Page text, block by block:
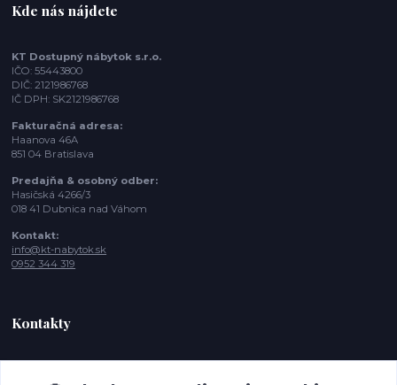
Kde nás nájdete
KT Dostupný nábytok s.r.o.
IČO: 55443800
DIČ: 2121986768
IČ DPH: SK2121986768
Fakturačná adresa:
Haanova 46A
851 04 Bratislava
Predajňa & osobný odber:
Hasičská 4266/3
018 41 Dubnica nad Váhom
Kontakt:
info@kt-nabytok.sk
0952 344 319
Kontakty